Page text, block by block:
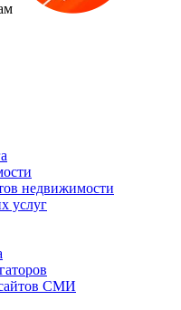
недвижимости
услуг
СМИ